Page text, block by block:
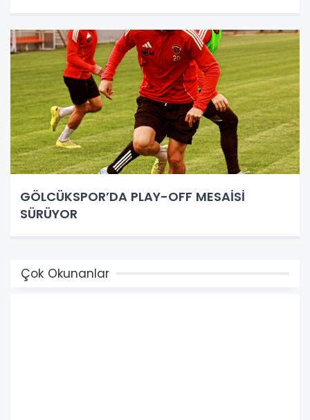
GÖLCÜKSPOR’DA PLAY-OFF MESAİSİ
SÜRÜYOR
Çok Okunanlar